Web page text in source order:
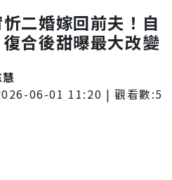
忻二婚嫁回前夫！自
合後甜曝最大改變
06-01 11:20 | 觀看數:5